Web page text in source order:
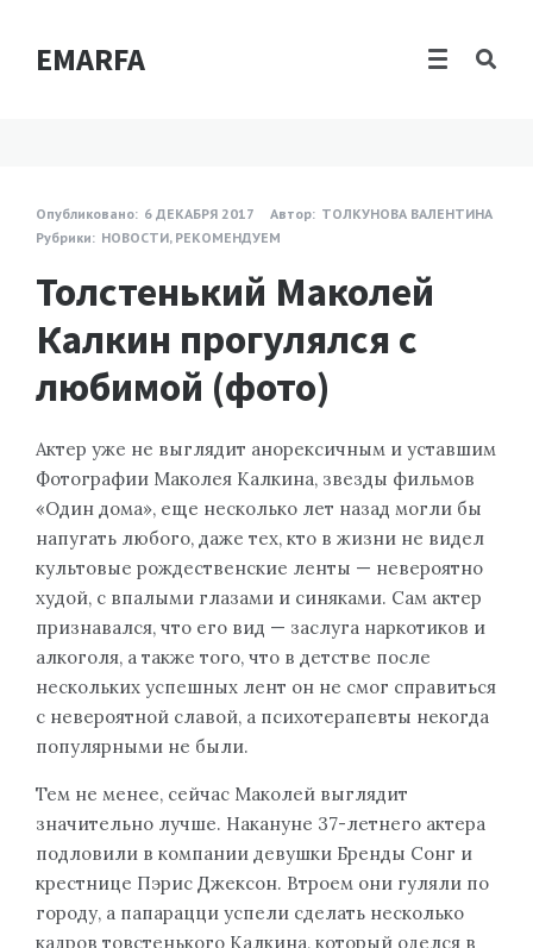
EMARFA
Опубликовано: 6 ДЕКАБРЯ 2017 Автор: ТОЛКУНОВА ВАЛЕНТИНА
Рубрики: НОВОСТИ, РЕКОМЕНДУЕМ
Толстенький Маколей
Калкин прогулялся с
любимой (фото)
Актер уже не выглядит анорексичным и уставшим
Фотографии Маколея Калкина, звезды фильмов
«Один дома», еще несколько лет назад могли бы
напугать любого, даже тех, кто в жизни не видел
культовые рождественские ленты — невероятно
худой, с впалыми глазами и синяками. Сам актер
признавался, что его вид — заслуга наркотиков и
алкоголя, а также того, что в детстве после
нескольких успешных лент он не смог справиться
с невероятной славой, а психотерапевты некогда
популярными не были.
Тем не менее, сейчас Маколей выглядит
значительно лучше. Накануне 37-летнего актера
подловили в компании девушки Бренды Сонг и
крестнице Пэрис Джексон. Втроем они гуляли по
городу, а папарацци успели сделать несколько
кадров товстенького Калкина, который оделся в